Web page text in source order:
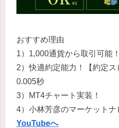
おすすめ理由
1）1,000通貨から取引可能
2）快適約定能力！【約定
0.005秒
3）MT4チャート実装！
4）小林芳彦のマーケットナ
YouTubeへ